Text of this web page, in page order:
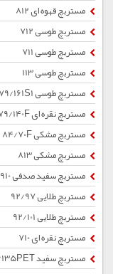
مستربچ قهوه ای 812
مستربچ طوسی 712
مستربچ طوسی 711
مستربچ طوسی 113
مستربچ طوسی 79/161S1
مستربچ نقره ای 79/140F
مستربچ مشکی 84/70F
مستربچ مشکی 813
مستربچ سفید صدفی 910
مستربچ طلایی 92/97
مستربچ طلایی 92/101
مستربچ نقره ای 710
مستربچ سفید 80/135PET